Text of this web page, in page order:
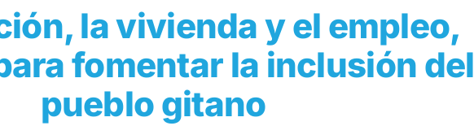
la vivienda y el empleo,
fomentar la inclusión del
pueblo gitano